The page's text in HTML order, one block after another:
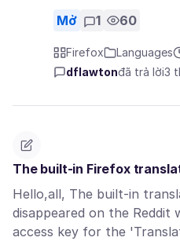
Mở 1 60
Firefox Languages
dflawtonđã trả lời3
The built-in Firefox
Hello,all, The built-in
disappeared on the Reddit
access key for the